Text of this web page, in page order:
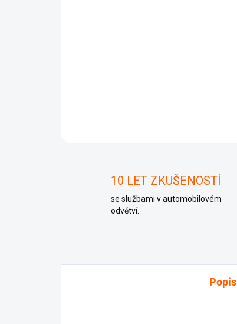
10 LET ZKUŠENOSTÍ
se službami v automobilovém
odvětví.
Popis